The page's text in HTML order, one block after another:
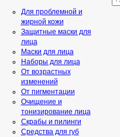
Для проблемной и
жирной кожи
Защитные маски для
лица
Маски для лица
Наборы для лица
От возрастных
изменений
От пигментации
Очищение и
тонизирование лица
Скрабы и пилинги
Средcтва для губ